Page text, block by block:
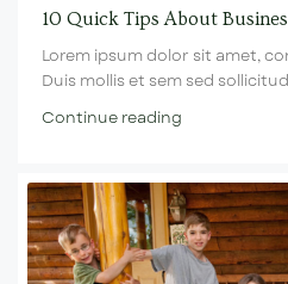
10 Quick Tips About
Lorem ipsum dolor sit amet,
Duis mollis et sem sed
Continue reading